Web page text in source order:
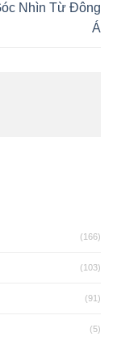
Nhìn Từ Đông
Á
(166)
(103)
(91)
(5)